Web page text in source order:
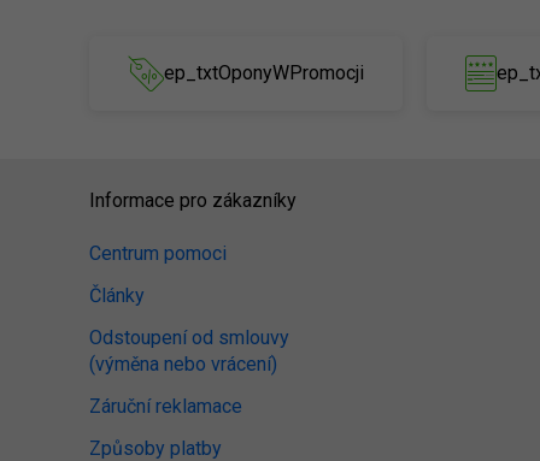
ep_txtOponyWPromocji
Informace pro zákazníky
Centrum pomoci
Články
Odstoupení od smlouvy
(výměna nebo vrácení)
Záruční reklamace
Způsoby platby